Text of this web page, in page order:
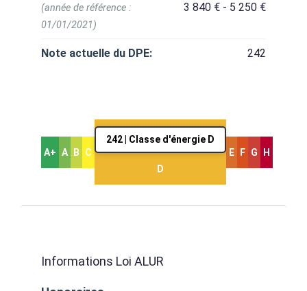
3 840 € - 5 250 €
(année de référence :
01/01/2021)
Note actuelle du DPE: 242
A+ A B C
242 | Classe d'énergie D
D
E F G H
Informations Loi ALUR